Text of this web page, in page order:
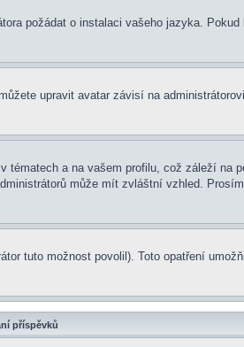
požádat o instalaci vašeho jazyka.
upravit avatar závisí na
a na vašem profilu, což záleží na
může mít zvláštní vzhled.
tuto možnost povolil). Toto opatření
příspěvků